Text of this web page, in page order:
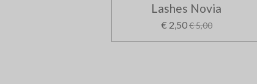
Lashes Novia
€ 2,50€ 5,00